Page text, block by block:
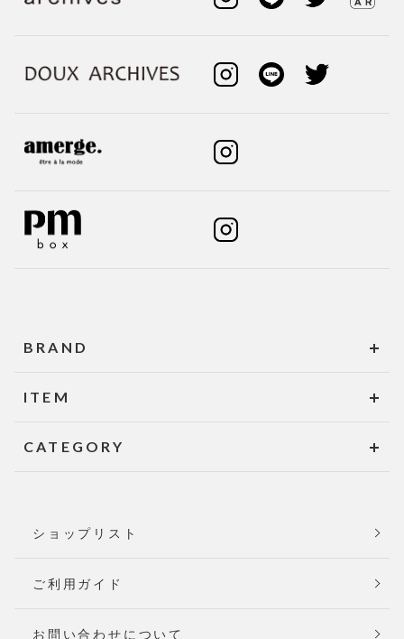
BRAND
ITEM
CATEGORY
ショップリスト
ご利用ガイド
お問い合わせについて